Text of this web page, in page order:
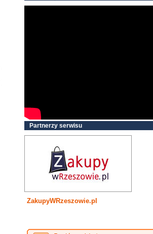
Partnerzy serwisu
ZakupyWRzeszowie.pl